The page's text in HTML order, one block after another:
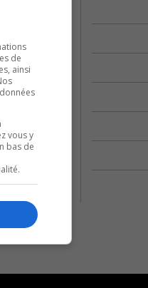
de
ainsi
vous y
bas de